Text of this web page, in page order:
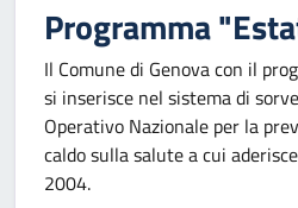
Programma
Il Comune di Genova con il
si inserisce nel sistema di
Operativo Nazionale per la
caldo sulla salute a cui
2004.